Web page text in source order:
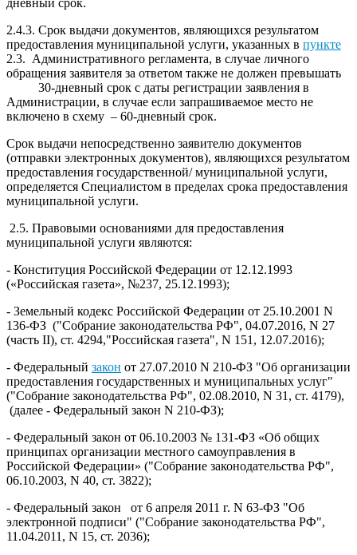
2.4.3. Срок выдачи документов, являющихся результатом
предоставления муниципальной услуги, указанных в пункте
2.3. Административного регламента, в случае личного
обращения заявителя за ответом также не должен превышать
30-дневный срок с даты регистрации заявления в
Администрации, в случае если запрашиваемое место не
включено в схему – 60-дневный срок.
Срок выдачи непосредственно заявителю документов
(отправки электронных документов), являющихся результатом
предоставления государственной/ муниципальной услуги,
определяется Специалистом в пределах срока предоставления
муниципальной услуги.
2.5. Правовыми основаниями для предоставления
муниципальной услуги являются:
- Конституция Российской Федерации от 12.12.1993
(«Российская газета», №237, 25.12.1993);
- Земельный кодекс Российской Федерации от 25.10.2001 N
136-ФЗ ("Собрание законодательства РФ", 04.07.2016, N 27
(часть II), ст. 4294,"Российская газета", N 151, 12.07.2016);
- Федеральный закон от 27.07.2010 N 210-ФЗ "Об организации
предоставления государственных и муниципальных услуг"
("Собрание законодательства РФ", 02.08.2010, N 31, ст. 4179),
(далее - Федеральный закон N 210-ФЗ);
- Федеральный закон от 06.10.2003 № 131-ФЗ «Об общих
принципах организации местного самоуправления в
Российской Федерации» ("Собрание законодательства РФ",
06.10.2003, N 40, ст. 3822);
- Федеральный закон от 6 апреля 2011 г. N 63-ФЗ "Об
электронной подписи" ("Собрание законодательства РФ",
11.04.2011, N 15, ст. 2036);